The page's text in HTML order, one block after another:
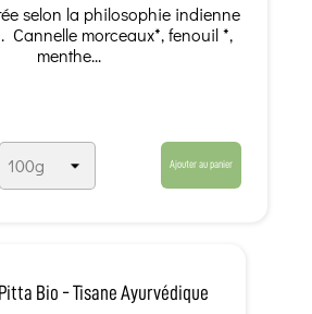
selon la philosophie indienne
Cannelle morceaux*, fenouil *,
menthe...
Ajouter au panier
Bio - Tisane Ayurvédique